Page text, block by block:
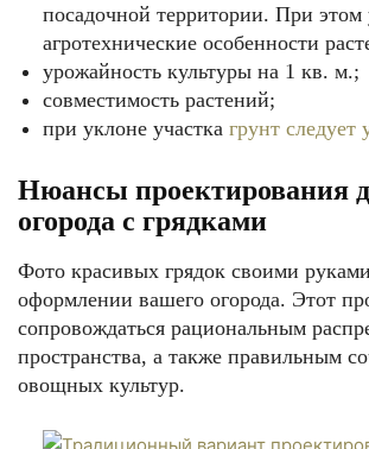
посадочной территории. При этом
агротехнические особенности
урожайность культуры на 1 кв. м.;
совместимость растений;
при уклоне участка грунт следует
Нюансы проектирования
огорода с грядками
Фото красивых грядок своими руками
оформлении вашего огорода. Этот
сопровождаться рациональным
пространства, а также правильным
овощных культур.